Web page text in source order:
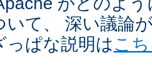
いて、 深い議論
っぱな説明は こ